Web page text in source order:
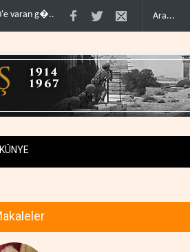
haz�.. Hürmüz krizi Guyana ve
KÜNYE